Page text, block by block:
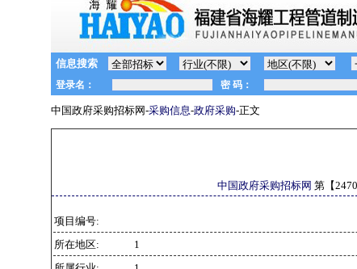
信息搜索
中国政府采购招标网-采购信息-政府采购-正文
中国政府采购招标网 第【
项目编号:
所在地区:
1